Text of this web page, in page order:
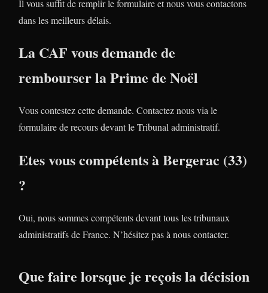
Il vous suffit de remplir le formulaire et nous vous contactons
dans les meilleurs délais.
La CAF vous demande de
rembourser la Prime de Noël
Vous contestez cette demande. Contactez nous via le
formulaire de recours devant le Tribunal administratif.
Etes vous compétents à Bergerac (33)
?
Oui, nous sommes compétents devant tous les tribunaux
administratifs de France. N’hésitez pas à nous contacter.
Que faire lorsque je reçois la décision